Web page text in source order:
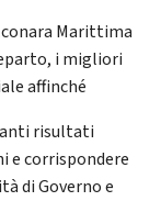
Marittima
i migliori
affinché
risultati
e corrispondere
di Governo e